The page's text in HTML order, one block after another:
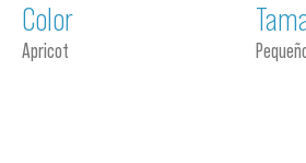
Color
Apricot